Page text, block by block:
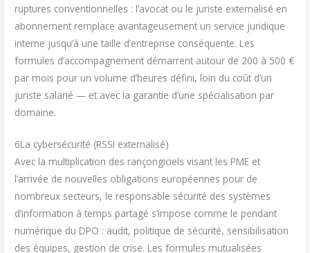
ruptures conventionnelles : l’avocat ou le juriste externalisé en
abonnement remplace avantageusement un service juridique
interne jusqu’à une taille d’entreprise conséquente. Les
formules d’accompagnement démarrent autour de 200 à 500 €
par mois pour un volume d’heures défini, loin du coût d’un
juriste salarié — et avec la garantie d’une spécialisation par
domaine.
6La cybersécurité (RSSI externalisé)
Avec la multiplication des rançongiciels visant les PME et
l’arrivée de nouvelles obligations européennes pour de
nombreux secteurs, le responsable sécurité des systèmes
d’information à temps partagé s’impose comme le pendant
numérique du DPO : audit, politique de sécurité, sensibilisation
des équipes, gestion de crise. Les formules mutualisées